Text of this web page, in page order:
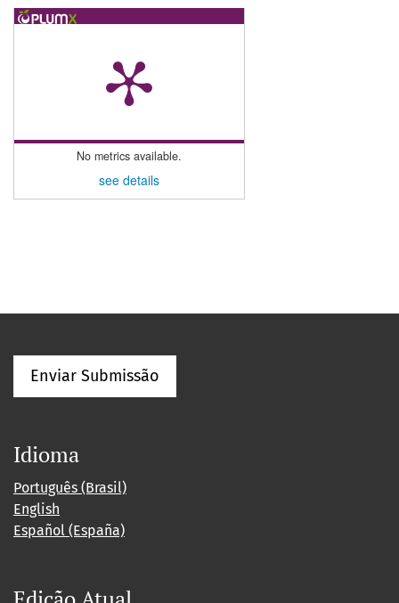
No metrics available.
see details
Enviar Submissão
Idioma
Português (Brasil)
English
Español (España)